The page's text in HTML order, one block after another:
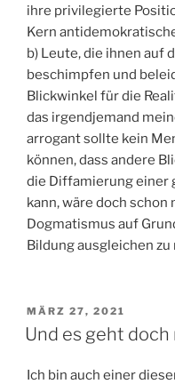
ihre privilegierte
Kern
b) Leute, die ihnen auf
beschimpfen und
Blickwinkel für die
das irgendjemand
arrogant sollte kein
können, dass andere
die Diffamierung einer
kann, wäre doch schon
Dogmatismus auf
Bildung ausgleichen
VERÖFFENTLICHT
AM
MÄRZ 27, 2021
Und es geht
Ich bin auch einer